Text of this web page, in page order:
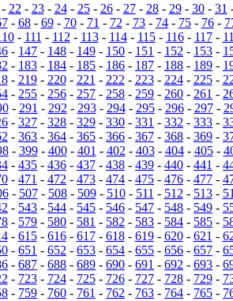
- 22 - 23- 24- 25- 26- 27- 28- 29- 30- 31
- 68- 69- 70- 71 - 72 - 73- 74- 75- 76-
- 111 - 112 - 113- 114- 115- 116- 117-
- 147 - 148 - 149 - 150 - 151 - 152 - 153 -
- 183 - 184 - 185 - 186 - 187 - 188 - 189 -
- 219- 220- 221 - 222 - 223- 224- 225-
- 255 - 256 - 257 - 258 - 259 - 260 - 261 -
- 291 - 292 - 293- 294- 295- 296- 297-
- 327 - 328 - 329 - 330 - 331 - 332 - 333 -
- 363 - 364 - 365 - 366 - 367 - 368 - 369 -
- 399- 400- 401 - 402 - 403- 404- 405-
- 435 - 436 - 437 - 438 - 439 - 440 - 441 -
- 471 - 472 - 473 - 474 - 475 - 476 - 477 -
- 507- 508- 509- 510- 511 - 512 - 513-
- 543 - 544 - 545 - 546 - 547 - 548 - 549 -
- 579 - 580 - 581 - 582 - 583 - 584 - 585 -
- 615- 616- 617- 618- 619- 620- 621 -
- 651 - 652 - 653 - 654 - 655 - 656 - 657 -
- 687 - 688 - 689 - 690 - 691 - 692 - 693 -
- 723- 724- 725- 726- 727- 728- 729-
- 759 - 760 - 761 - 762 - 763 - 764 - 765 -